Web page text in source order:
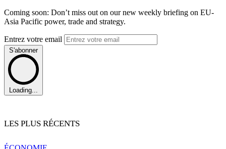
Coming soon: Don’t miss out on our new weekly briefing on EU-
Asia Pacific power, trade and strategy.
Entrez votre email
S'abonner
Loading...
LES PLUS RÉCENTS